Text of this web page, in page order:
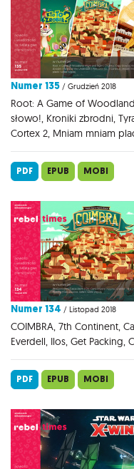
Numer 135 / Grudzień 2018
Root: A Game of
słowo!, Kroniki zbrodni,
Cortex 2, Mniam mniam
PDF EPUB MOBI
Numer 134 / Listopad 2018
COIMBRA, 7th Continent,
Everdell, Ilos, Get Packing,
PDF EPUB MOBI